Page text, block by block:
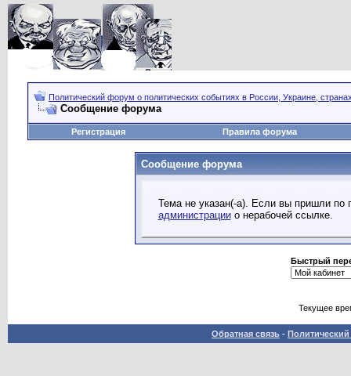
Политический форум о политических событиях в России, Украине,
Сообщение форума
Регистрация Правила форума
Сообщение форума
Тема не указан(-а). Если вы пришли по
администрациио нерабочей ссылке.
Быстрый
Текущее
Обратная связь -